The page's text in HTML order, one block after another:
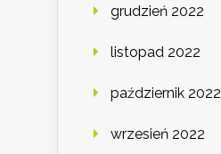
grudzień 2022
listopad 2022
październik 2022
wrzesień 2022